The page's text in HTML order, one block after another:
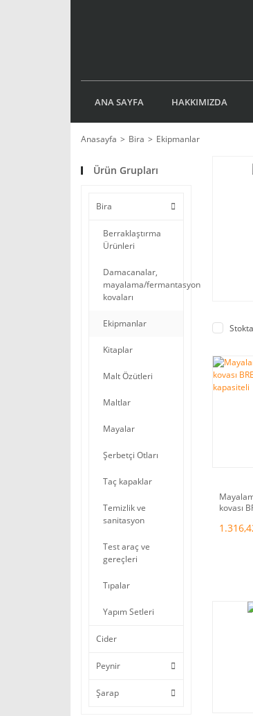
ANA SAYFA HAKKIMIZDA
Anasayfa Bira Ekipmanlar
Ürün Grupları
Bira
Berraklaştırma
Ürünleri
Damacanalar,
mayalama/fermantasyon
kovaları
Ekipmanlar
Kitaplar
Malt Özütleri
Maltlar
Mayalar
Şerbetçi Otları
Taç kapaklar
Temizlik ve
sanitasyon
Test araç ve
gereçleri
Tıpalar
Yapım Setleri
Cider
Peynir
Şarap
kovası